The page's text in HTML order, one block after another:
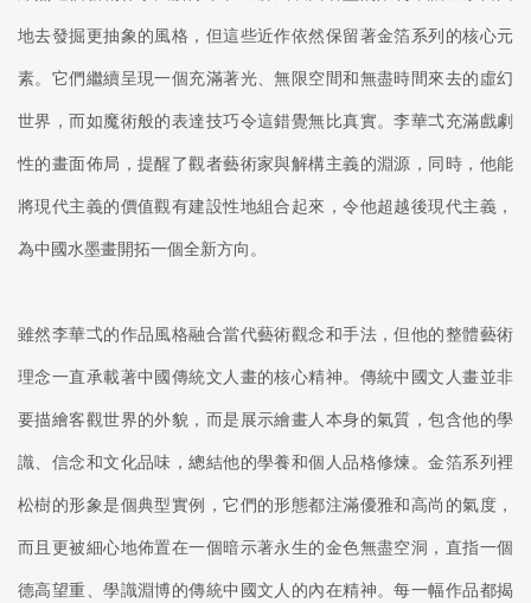
地去發掘更抽象的風格，但這些近作依然保留著金箔系列的核心元
素。它們繼續呈現一個充滿著光、無限空間和無盡時間來去的虛幻
世界，而如魔術般的表達技巧令這錯覺無比真實。李華弌充滿戲劇
性的畫面佈局，提醒了觀者藝術家與解構主義的淵源，同時，他能
將現代主義的價值觀有建設性地組合起來，令他超越後現代主義，
為中國水墨畫開拓一個全新方向。
雖然李華弌的作品風格融合當代藝術觀念和手法，但他的整體藝術
理念一直承載著中國傳統文人畫的核心精神。傳統中國文人畫並非
要描繪客觀世界的外貌，而是展示繪畫人本身的氣質，包含他的學
識、信念和文化品味，總結他的學養和個人品格修煉。金箔系列裡
松樹的形象是個典型實例，它們的形態都注滿優雅和高尚的氣度，
而且更被細心地佈置在一個暗示著永生的金色無盡空洞，直指一個
德高望重、學識淵博的傳統中國文人的內在精神。每一幅作品都揭